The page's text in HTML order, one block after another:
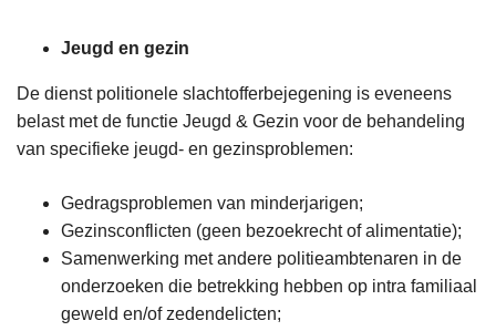
Jeugd en gezin
De dienst politionele slachtofferbejegening is eveneens
belast met de functie Jeugd & Gezin voor de behandeling
van specifieke jeugd- en gezinsproblemen:
Gedragsproblemen van minderjarigen;
Gezinsconflicten (geen bezoekrecht of alimentatie);
Samenwerking met andere politieambtenaren in de
onderzoeken die betrekking hebben op intra familiaal
geweld en/of zedendelicten;